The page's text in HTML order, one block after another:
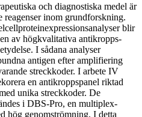
och diagnostiska medel är
reagenser inom grundforskning.
blir
av högkvalitativa antikropps-
I sådana analyser
antigen efter amplifiering
streckkoder. I arbete IV
en antikroppspanel riktad
unika streckkoder. De
i DBS-Pro, en multiplex-
hög genomströmning. I detta